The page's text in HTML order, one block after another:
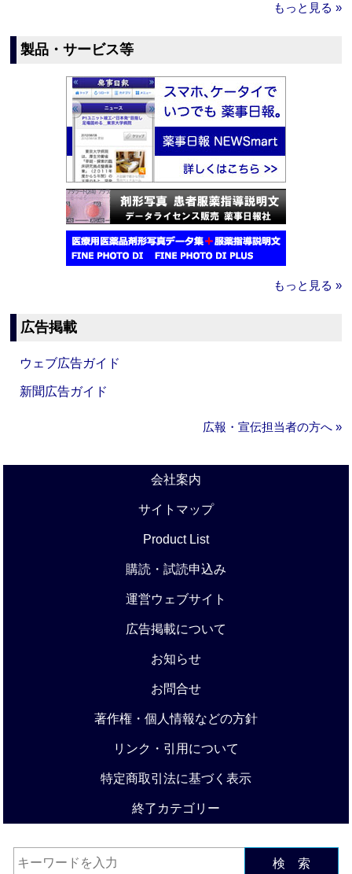
もっと見る »
製品・サービス等
もっと見る »
広告掲載
ウェブ広告ガイド
新聞広告ガイド
広報・宣伝担当者の方へ »
会社案内
サイトマップ
Product List
購読・試読申込み
運営ウェブサイト
広告掲載について
お知らせ
お問合せ
著作権・個人情報などの方針
リンク・引用について
特定商取引法に基づく表示
終了カテゴリー
検 索